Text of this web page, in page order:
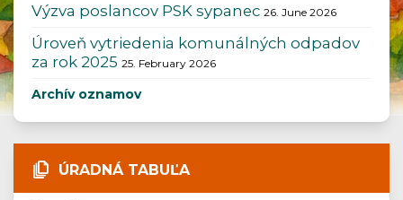
Výzva poslancov PSK sypanec 26. June 2026
Úroveň vytriedenia komunálných odpadov
za rok 2025 25. February 2026
Archív oznamov
ÚRADNÁ TABUĽA